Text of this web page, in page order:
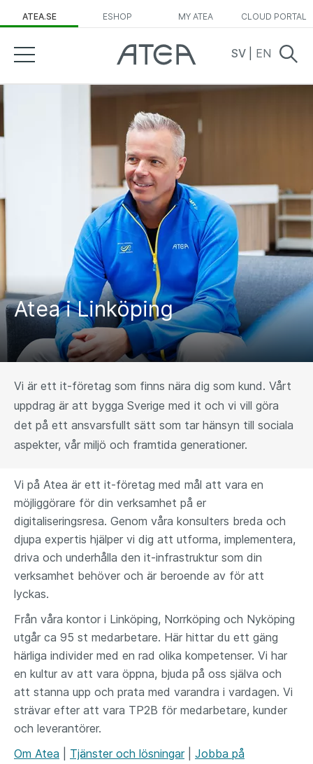
ATEA.SE ESHOP MY ATEA CLOUD PORTAL
SV EN
Atea i Linköping
Vi är ett it-företag som finns nära dig som kund. Vårt
uppdrag är att bygga Sverige med it och vi vill göra
det på ett ansvarsfullt sätt som tar hänsyn till sociala
aspekter, vår miljö och framtida generationer.
Vi på Atea är ett it-företag med mål att vara en
möjliggörare för din verksamhet på er
digitaliseringsresa. Genom våra konsulters breda och
djupa expertis hjälper vi dig att utforma, implementera,
driva och underhålla den it-infrastruktur som din
verksamhet behöver och är beroende av för att
lyckas.
Från våra kontor i Linköping, Norrköping och Nyköping
utgår ca 95 st medarbetare. Här hittar du ett gäng
härliga individer med en rad olika kompetenser. Vi har
en kultur av att vara öppna, bjuda på oss själva och
att stanna upp och prata med varandra i vardagen. Vi
strävar efter att vara TP2B för medarbetare, kunder
och leverantörer.
Om Atea
Tjänster och lösningar| Jobba på